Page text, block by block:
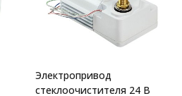
Электропривод
стеклоочистителя 24 В